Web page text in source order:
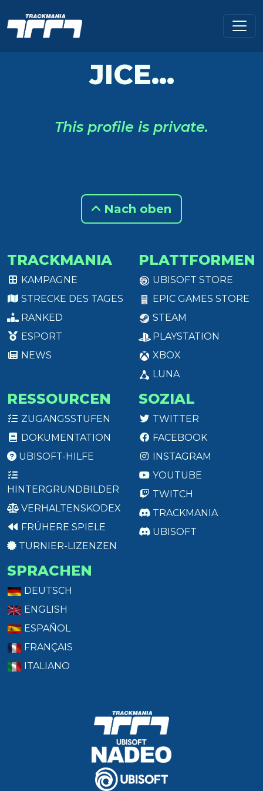
JICE...
This profile is private.
Nach oben
TRACKMANIA
KAMPAGNE
STRECKE DES TAGES
RANKED
ESPORT
NEWS
PLATTFORMEN
UBISOFT STORE
EPIC GAMES STORE
STEAM
PLAYSTATION
XBOX
LUNA
RESSOURCEN
ZUGANGSSTUFEN
DOKUMENTATION
UBISOFT-HILFE
HINTERGRUNDBILDER
VERHALTENSKODEX
FRÜHERE SPIELE
TURNIER-LIZENZEN
SOZIAL
TWITTER
FACEBOOK
INSTAGRAM
YOUTUBE
TWITCH
TRACKMANIA
UBISOFT
SPRACHEN
DEUTSCH
ENGLISH
ESPAÑOL
FRANÇAIS
ITALIANO